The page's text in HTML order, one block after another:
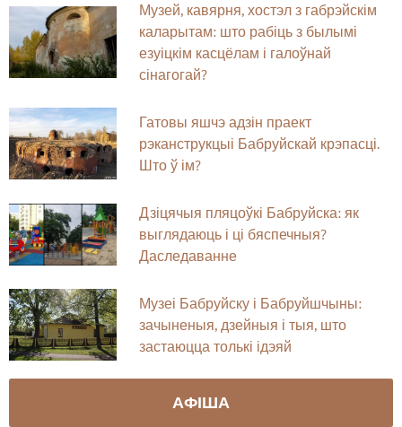
Музей, кавярня, хостэл з габрэйскім
каларытам: што рабіць з былымі
езуіцкім касцёлам і галоўнай
сінагогай?
Гатовы яшчэ адзін праект
рэканструкцыі Бабруйскай крэпасці.
Што ў ім?
Дзіцячыя пляцоўкі Бабруйска: як
выглядаюць і ці бяспечныя?
Даследаванне
Музеі Бабруйску і Бабруйшчыны:
зачыненыя, дзейныя і тыя, што
застаюцца толькі ідэяй
АФІША